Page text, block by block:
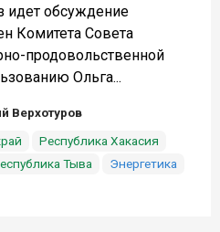
идет обсуждение
Комитета Совета
продовольственной
Ольга...
Верхотуров
Республика Хакасия
Тыва
Энергетика